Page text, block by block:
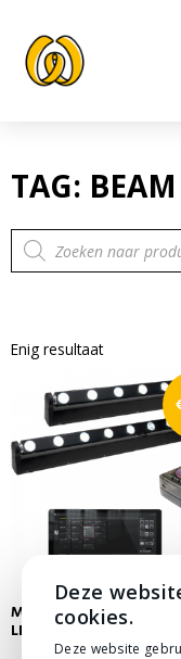
inhoud
TAG: BEAM
Producten
zoeken
Enig resultaat
MOVING BEAM LEDSTRIP
LICHTSET
Deze
cookies.
Deze website